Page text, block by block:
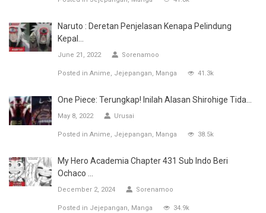
Naruto : Deretan Penjelasan Kenapa Pelindung
Kepal...
June 21, 2022 Sorenamoo
Posted in Anime Jejepangan Manga 41.3k
One Piece: Terungkap! Inilah Alasan Shirohige Tida...
May 8, 2022 Urusai
Posted in Anime Jejepangan Manga 38.5k
My Hero Academia Chapter 431 Sub Indo Beri
Ochaco ...
December 2, 2024 Sorenamoo
Posted in Jejepangan Manga 34.9k